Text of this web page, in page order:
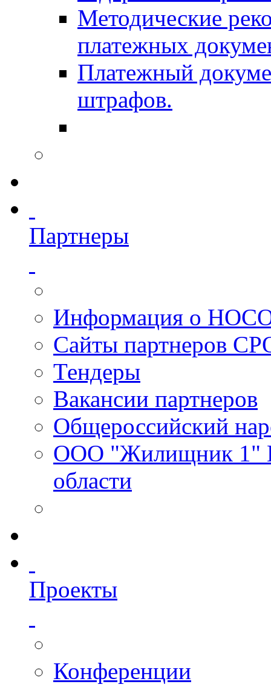
Методические
платежных
Платежный
штрафов.
Партнеры
Информация о
Сайты партнеров
Тендеры
Вакансии партнеров
Общероссийский
ООО "Жилищник 1"
области
Проекты
Конференции